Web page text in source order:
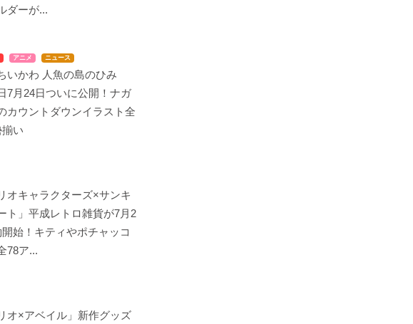
ダーが...
アニメ ニュース
いかわ 人魚の島のひみ
7月24日ついに公開！ナガ
カウントダウンイラスト全
い
オキャラクターズ×サンキ
ト」平成レトロ雑貨が7月2
始！キティやポチャッコ
78ア...
オ×アベイル」新作グッズ